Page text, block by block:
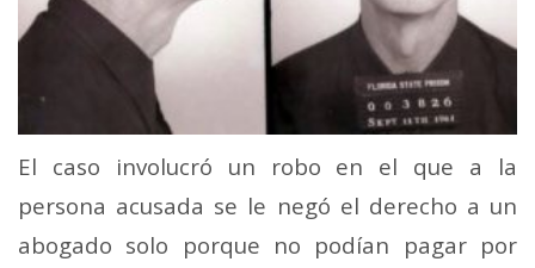
El caso involucró un robo en el que a la
persona acusada se le negó el derecho a un
abogado solo porque no podían pagar por